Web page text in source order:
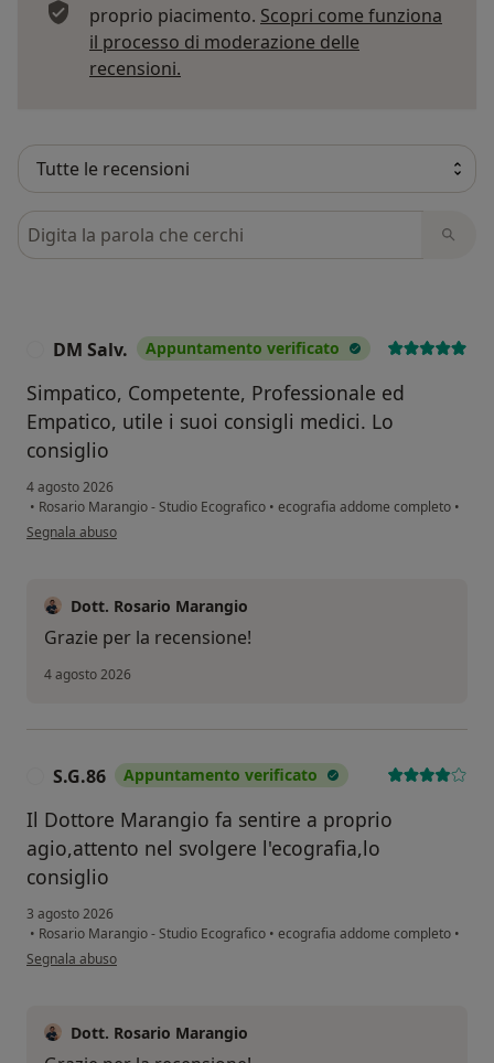
proprio piacimento. Scopri come funziona
il processo di moderazione delle
recensioni.
Cerca nelle recensioni
DM Salv. Appuntamento verificato
Simpatico, Competente, Professionale ed
Empatico, utile i suoi consigli medici. Lo
consiglio
4 agosto 2026
• Rosario Marangio - Studio Ecografico • ecografia addome completo •
secondo l'opinione dell'utente DM Salv.
Segnala abuso
Dott. Rosario Marangio
Grazie per la recensione!
4 agosto 2026
S.G.86 Appuntamento verificato
Il Dottore Marangio fa sentire a proprio
agio,attento nel svolgere l'ecografia,lo
consiglio
3 agosto 2026
• Rosario Marangio - Studio Ecografico • ecografia addome completo •
secondo l'opinione dell'utente S.G.86
Segnala abuso
Dott. Rosario Marangio